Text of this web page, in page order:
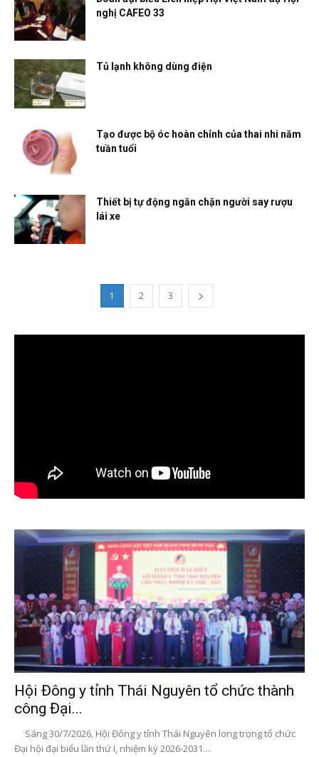
nghị CAFEO 33
Tủ lạnh không dùng điện
Tạo được bộ óc hoàn chỉnh của thai nhi năm
tuần tuổi
Thiết bị tự động ngăn chặn người say rượu
lái xe
1 2 3
Hội Đông y tỉnh Thái Nguyên tổ chức thành
công Đại...
Sáng 30/7/2026, Hội Đông y tỉnh Thái Nguyên long trọng tổ chức
Đại hội đại biểu lần thứ I, nhiệm kỳ 2026-2031....